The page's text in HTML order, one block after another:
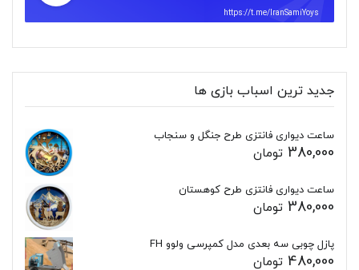
https://t.me/IranSamiYoys
جدید ترین اسباب بازی ها
ساعت دیواری فانتزی طرح جنگل و سنجاب
380,000 تومان
ساعت دیواری فانتزی طرح کوهستان
380,000 تومان
پازل چوبی سه بعدی مدل کمپرسی ولوو FH
480,000 تومان